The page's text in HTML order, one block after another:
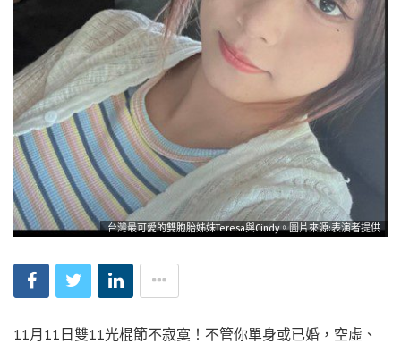
台灣最可愛的雙胞胎姊妹Teresa與Cindy。圖片來源:表演者提供
11月11日雙11光棍節不寂寞！不管你單身或已婚，空虛、